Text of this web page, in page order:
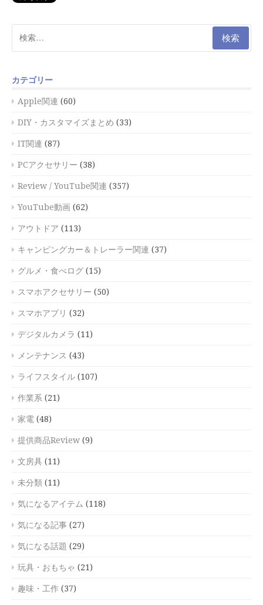
索:
カテゴリー
Apple関連 (60)
DIY・カスタマイズまとめ (33)
IT関連 (87)
PCアクセサリー (38)
Review / YouTube関連 (357)
YouTube動画 (62)
アウトドア (113)
キャンピングカー＆トレーラー関連 (37)
グルメ・食べログ (15)
スマホアクセサリー (50)
スマホアプリ (32)
デジタルカメラ (11)
メンテナンス (43)
ライフスタイル (107)
作業系 (21)
家電 (48)
提供商品Review (9)
文房具 (11)
未分類 (11)
気になるアイテム (118)
気になる記事 (27)
気になる話題 (29)
玩具・おもちゃ (21)
趣味・工作 (37)